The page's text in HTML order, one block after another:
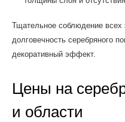
Тщательное соблюдение всех
долговечность серебряного
декоративный эффект.
Цены на
и области